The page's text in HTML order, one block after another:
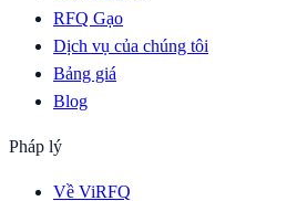
RFQ Gạo
Dịch vụ của chúng tôi
Bảng giá
Blog
Pháp lý
Về ViRFQ